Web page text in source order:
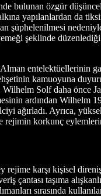
bulunan özgür
yapılanlardan da
şüphelenilmesi
şeklinde
Alman entelektüellerinin
kamuoyuna
Wilhelm Solf daha önce
ardından Wilhelm
ağırladı. Ayrıca,
rejimin korkunç
rejime karşı kişisel
çantası taşıma
sırasında